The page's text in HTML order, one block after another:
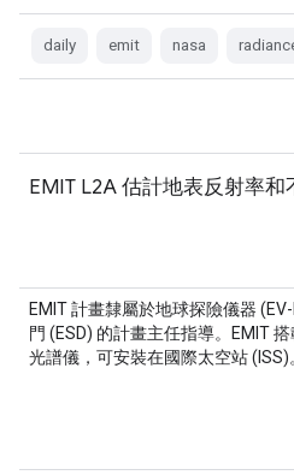
daily emit nasa
EMIT L2A 估計地表反射率
EMIT 計畫隸屬於地球探險儀器
門 (ESD) 的計畫主任指導。EMIT
光譜儀，可安裝在國際太空站 (ISS)